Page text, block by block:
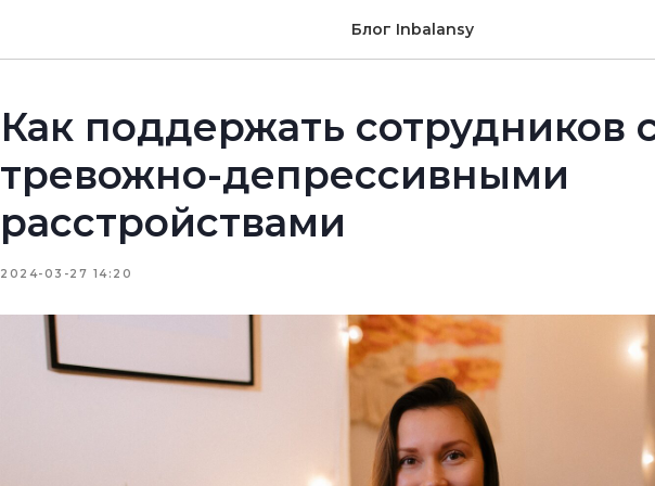
Блог Inbalansy
Как поддержать сотрудников
тревожно-депрессивными
расстройствами
2024-03-27 14:20